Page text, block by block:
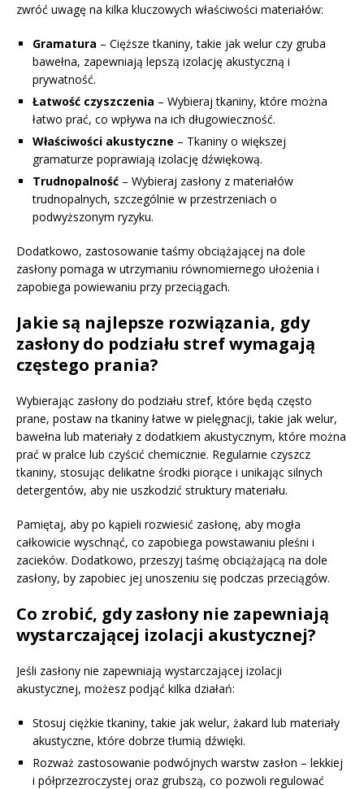
zwróć uwagę na kilka kluczowych właściwości materiałów:
Gramatura – Cięższe tkaniny, takie jak welur czy gruba
bawełna, zapewniają lepszą izolację akustyczną i
prywatność.
Łatwość czyszczenia – Wybieraj tkaniny, które można
łatwo prać, co wpływa na ich długowieczność.
Właściwości akustyczne – Tkaniny o większej
gramaturze poprawiają izolację dźwiękową.
Trudnopalność – Wybieraj zasłony z materiałów
trudnopalnych, szczególnie w przestrzeniach o
podwyższonym ryzyku.
Dodatkowo, zastosowanie taśmy obciążającej na dole
zasłony pomaga w utrzymaniu równomiernego ułożenia i
zapobiega powiewaniu przy przeciągach.
Jakie są najlepsze rozwiązania, gdy
zasłony do podziału stref wymagają
częstego prania?
Wybierając zasłony do podziału stref, które będą często
prane, postaw na tkaniny łatwe w pielęgnacji, takie jak welur,
bawełna lub materiały z dodatkiem akustycznym, które można
prać w pralce lub czyścić chemicznie. Regularnie czyszcz
tkaniny, stosując delikatne środki piorące i unikając silnych
detergentów, aby nie uszkodzić struktury materiału.
Pamiętaj, aby po kąpieli rozwiesić zasłonę, aby mogła
całkowicie wyschnąć, co zapobiega powstawaniu pleśni i
zacieków. Dodatkowo, przeszyj taśmę obciążającą na dole
zasłony, by zapobiec jej unoszeniu się podczas przeciągów.
Co zrobić, gdy zasłony nie zapewniają
wystarczającej izolacji akustycznej?
Jeśli zasłony nie zapewniają wystarczającej izolacji
akustycznej, możesz podjąć kilka działań:
Stosuj ciężkie tkaniny, takie jak welur, żakard lub materiały
akustyczne, które dobrze tłumią dźwięki.
Rozważ zastosowanie podwójnych warstw zasłon – lekkiej
i półprzezroczystej oraz grubszą, co pozwoli regulować